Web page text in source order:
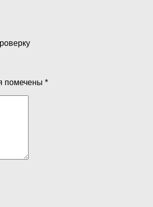
помечены *